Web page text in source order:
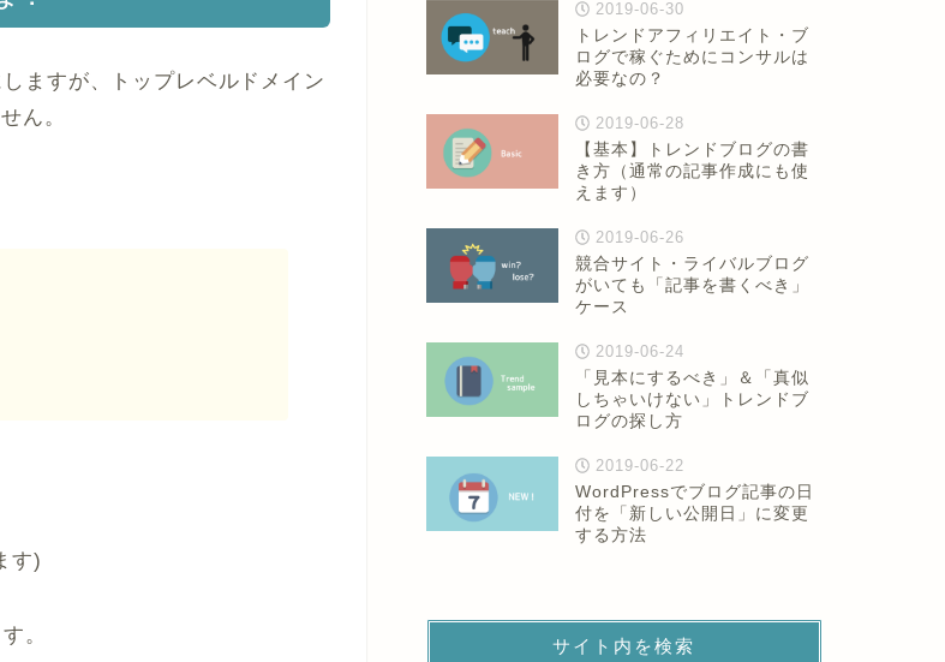
ますが、トップレベルドメイン
ん。
す)
。
2019-06-30
トレンドアフィリエイト・ブ
ログで稼ぐためにコンサルは
必要なの？
2019-06-28
【基本】トレンドブログの書
き方（通常の記事作成にも使
えます）
2019-06-26
競合サイト・ライバルブログ
がいても「記事を書くべき」
ケース
2019-06-24
「見本にするべき」＆「真似
しちゃいけない」トレンドブ
ログの探し方
2019-06-22
WordPressでブログ記事の日
付を「新しい公開日」に変更
する方法
サイト内を検索